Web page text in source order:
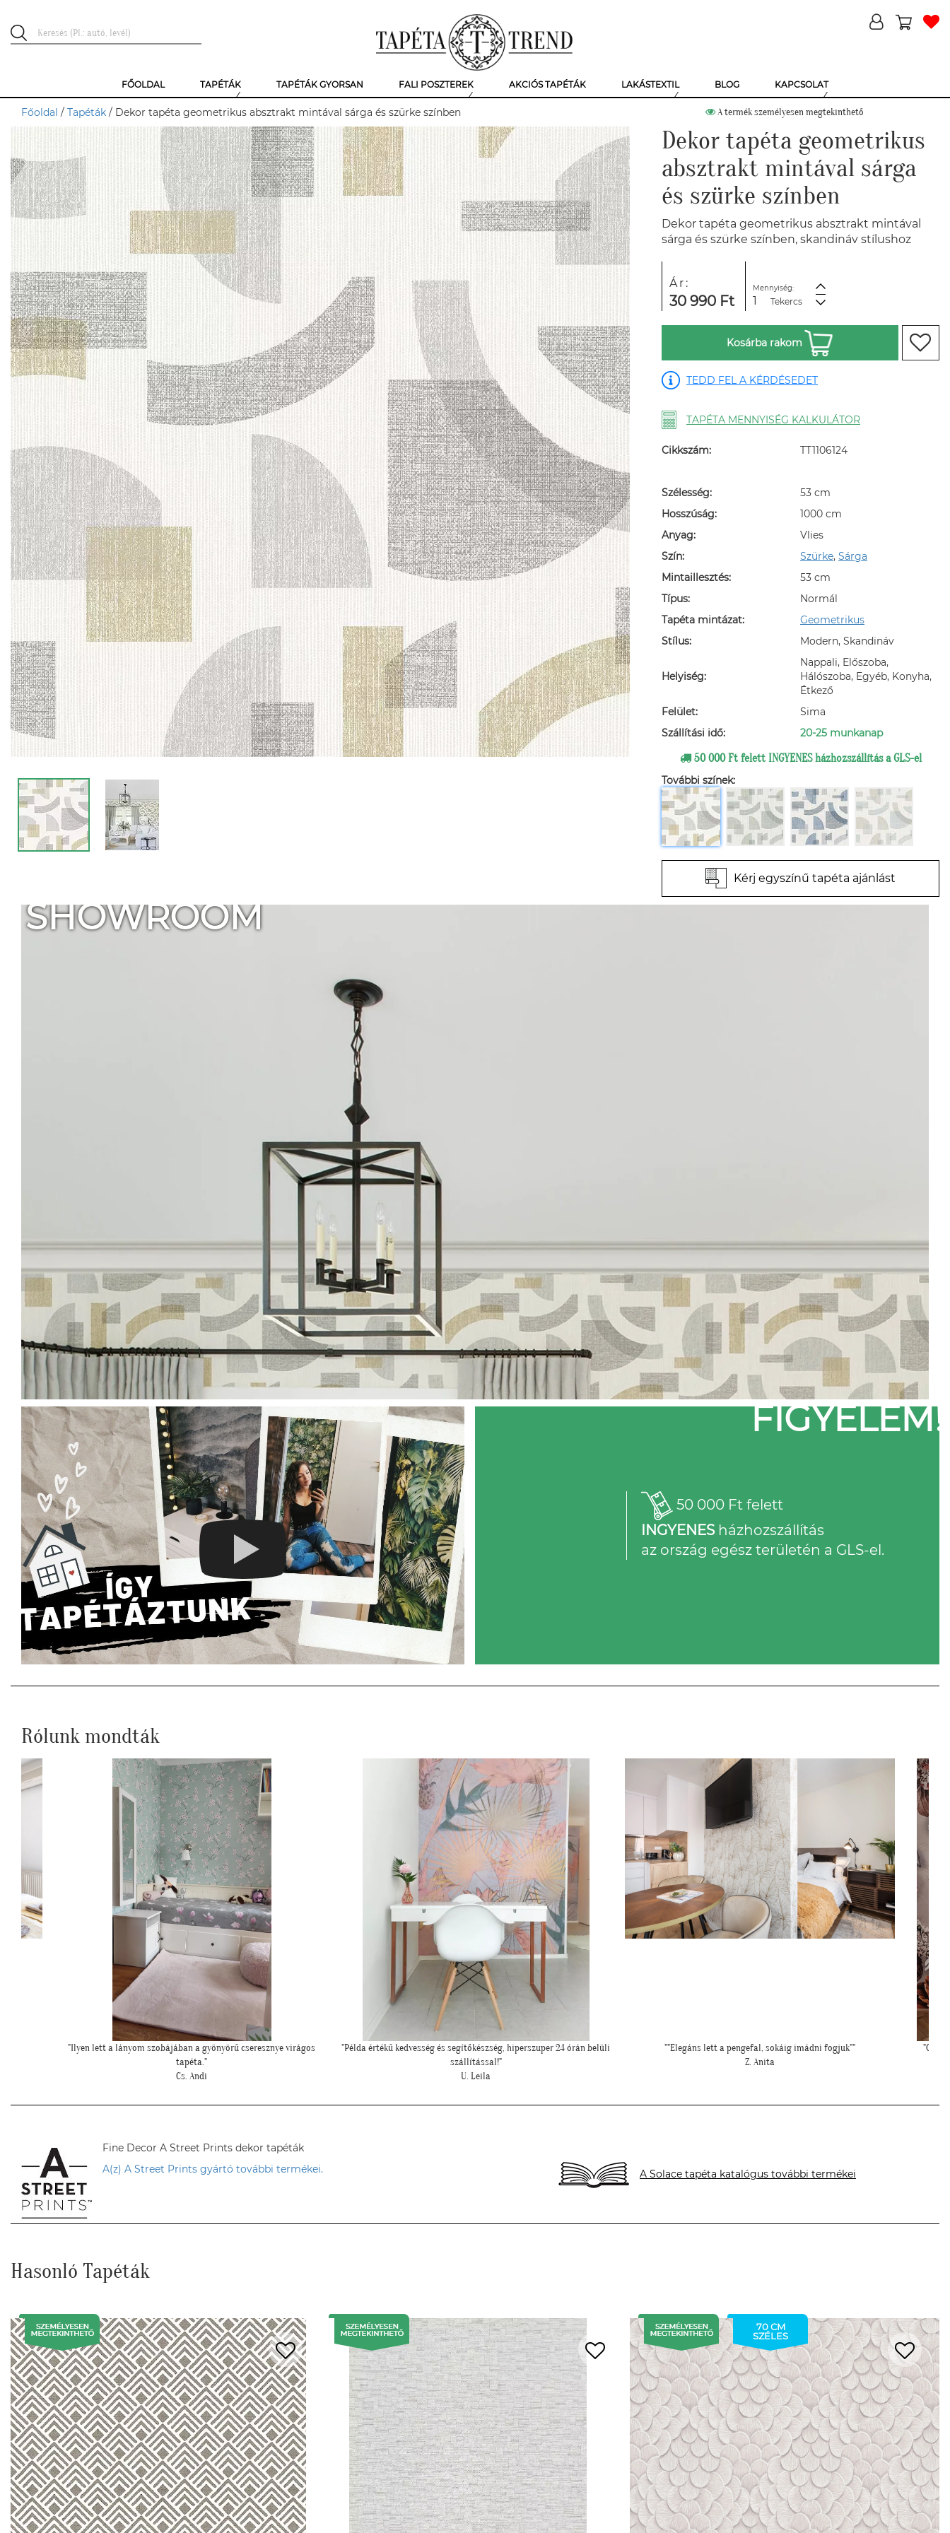
FŐOLDAL TAPÉTÁK TAPÉTÁK GYORSAN FALI POSZTEREK AKCIÓS TAPÉTÁK LAKÁSTEXTIL BLOG KAPCSOLAT
Főoldal / Tapéták / Dekor tapéta geometrikus absztrakt mintával sárga és szürke színben A termék személyesen megtekinthető
Dekor tapéta geometrikus
absztrakt mintával sárga
és szürke színben
Dekor tapéta geometrikus absztrakt mintával
sárga és szürke színben, skandináv stílushoz
Ár:
30 990 Ft
Mennyiség:
Tekercs
Kosárba rakom
TEDD FEL A KÉRDÉSEDET
TAPÉTA MENNYISÉG KALKULÁTOR
Cikkszám: TT1106124
Szélesség:
53 cm
Hosszúság:
1000 cm
Anyag:
Vlies
Szín:
Szürke, Sárga
Mintaillesztés:
53 cm
Típus:
Normál
Tapéta mintázat:
Geometrikus
Stílus:
Modern, Skandináv
Helyiség:
Nappali, Előszoba,
Hálószoba, Egyéb, Konyha,
Étkező
Felület:
Sima
Szállítási idő:
20-25 munkanap
50 000 Ft felett INGYENES házhozszállítás a GLS-el
További színek:
Kérj egyszínű tapéta ajánlást
SHOWROOM
FIGYELEM!
50 000 Ft felett
INGYENESházhozszállítás
az ország egész területén a GLS-el.
Rólunk mondták
"Példa értékű kedvesség és segítőkészség, hiperszuper 24 órán belüli
szállítással!"
U. Leila
""Elegáns lett a pengefal, sokáig imádni fogjuk""
Z. Anita
"Csodálatos a fotótapéta még szebb mint ahogy gondoltam!"
L. Ilona
"Szia
Fine Decor A Street Prints dekor tapéták
A(z) A Street Prints gyártó további termékei.
A Solace tapéta katalógus további termékei
Hasonló Tapéták
70 CM
SZÉLES